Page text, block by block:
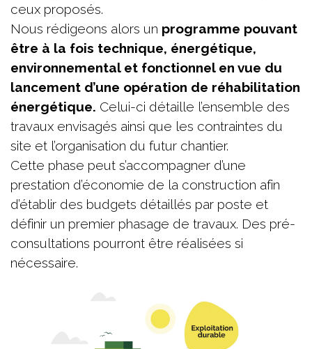
ceux proposés.
Nous rédigeons alors un programme pouvant
être à la fois technique, énergétique,
environnemental et fonctionnel en vue du
lancement d’une opération de réhabilitation
énergétique. Celui-ci détaille l’ensemble des
travaux envisagés ainsi que les contraintes du
site et l’organisation du futur chantier.
Cette phase peut s’accompagner d’une
prestation d’économie de la construction afin
d’établir des budgets détaillés par poste et
définir un premier phasage de travaux. Des pré-
consultations pourront être réalisées si
nécessaire.